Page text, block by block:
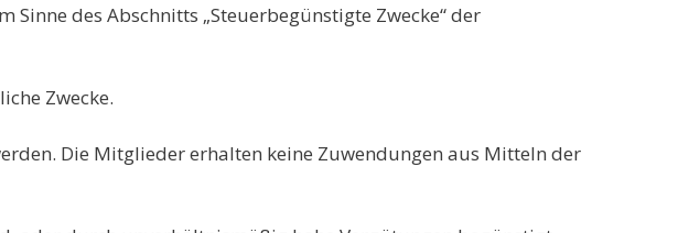
des Abschnitts „Steuerbegünstigte Zwecke“ der
Zwecke.
Die Mitglieder erhalten keine Zuwendungen aus Mitteln der